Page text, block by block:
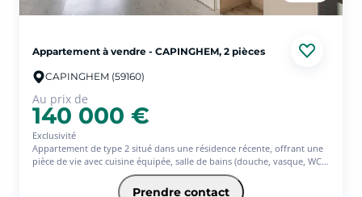
Appartement à vendre - CAPINGHEM, 2 pièces
CAPINGHEM (59160)
Au prix de
140 000 €
Exclusivité
Appartement de type 2 situé dans une résidence récente, offrant une
pièce de vie avec cuisine équipée, salle de bains (douche, vasque, WC),
Balcon d'environ 9m² donnant l'accès à la pièce de vie et la chambre.
Prendre contact